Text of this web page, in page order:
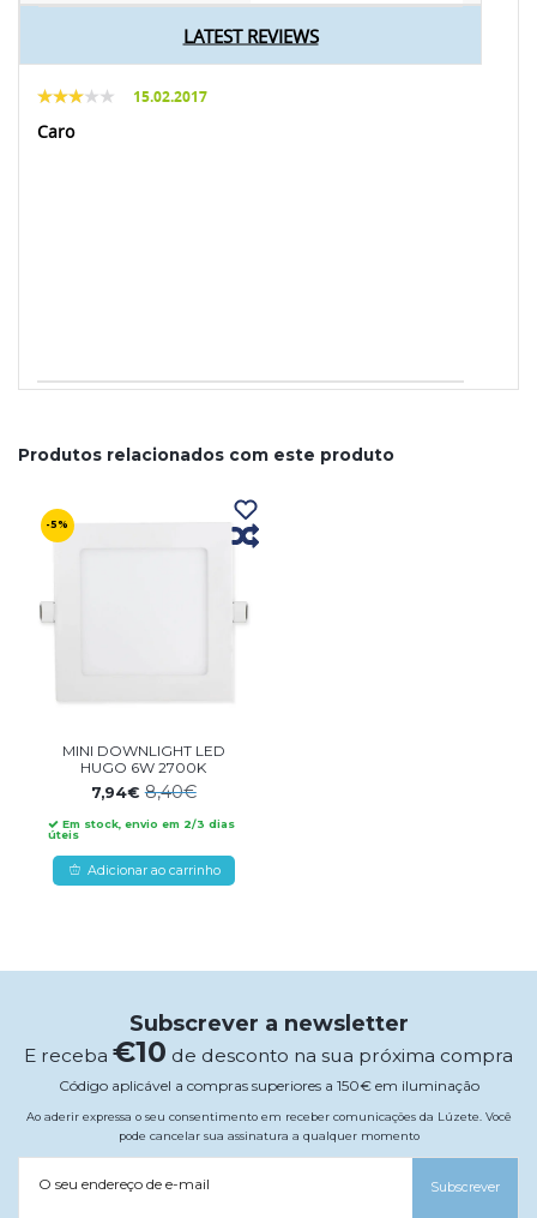
LATEST REVIEWS
15.02.2017
Caro
Produtos relacionados com este produto
-5%
MINI DOWNLIGHT LED
HUGO 6W 2700K
7,94€8,40€
Em stock, envio em 2/3 dias
úteis
Adicionar ao carrinho
Subscrever a newsletter
E receba €10 de desconto na sua próxima compra
Código aplicável a compras superiores a 150€ em iluminação
Ao aderir expressa o seu consentimento em receber comunicações da Lúzete. Você
pode cancelar sua assinatura a qualquer momento
O seu endereço de e-mail Subscrever